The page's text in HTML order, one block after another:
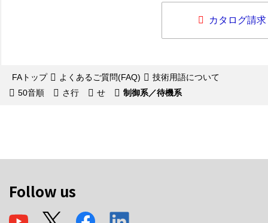
カタログ請求
FAトップ よくあるご質問(FAQ)
技術用語について
50音順
さ行 せ 制御系／待機系
Follow us